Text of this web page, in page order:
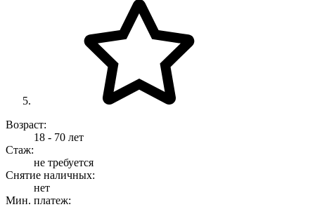
Возраст:
18 - 70 лет
Стаж:
не требуется
Снятие наличных:
нет
Мин. платеж: